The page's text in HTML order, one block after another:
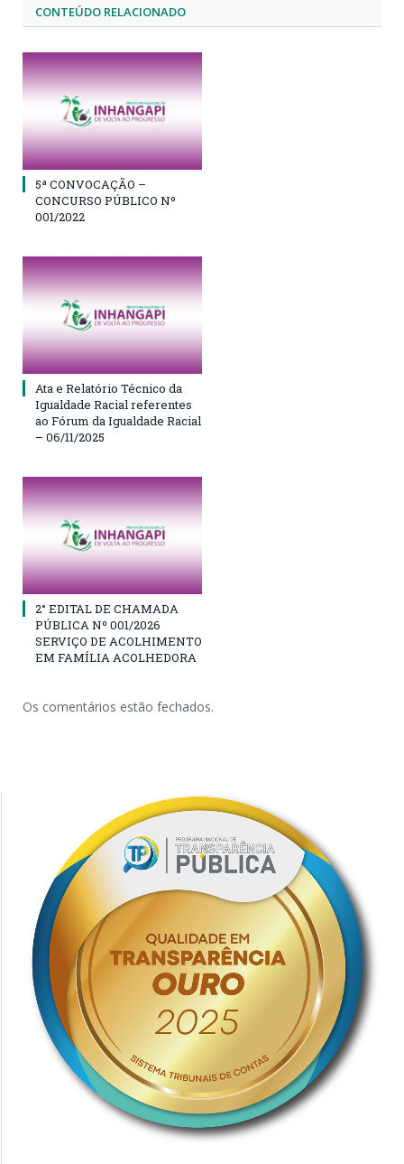
CONTEÚDO RELACIONADO
5ª CONVOCAÇÃO –
CONCURSO PÚBLICO Nº
001/2022
Ata e Relatório Técnico da
Igualdade Racial referentes
ao Fórum da Igualdade Racial
– 06/11/2025
2° EDITAL DE CHAMADA
PÚBLICA Nº 001/2026
SERVIÇO DE ACOLHIMENTO
EM FAMÍLIA ACOLHEDORA
Os comentários estão fechados.